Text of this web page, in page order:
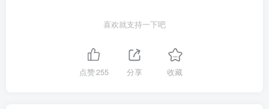
喜欢就支持一下吧
点赞255 分享 收藏